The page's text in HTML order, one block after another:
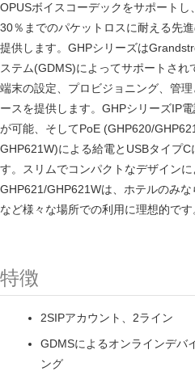
OPUSボイスコーデックをサポート
30％までのパケットロスに耐える先
提供します。GHPシリーズは
ステム(GDMS)によってサポートさ
端末の設定、プロビジョニング、管
ースを提供します。GHPシリーズIP
が可能、そしてPoE (GHP620/
GHP621W)による給電とUSBタイプ
す。スリムでコンパクトなデザイン
GHP621/GHP621Wは、ホテルのみ
など様々な場所での利用に理想的です
特徴
2SIPアカウント、2ライン
GDMSによるオンラインデバ
ング